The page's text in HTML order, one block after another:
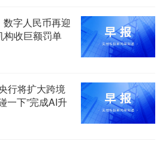
字人民币再迎
构收巨额罚单
行将扩大跨境
一下”完成AI升